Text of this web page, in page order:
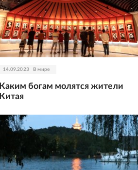
14.09.2023 В мире
Каким богам молятся жители
Китая